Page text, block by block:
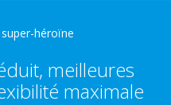
héroïne
meilleures
maximale